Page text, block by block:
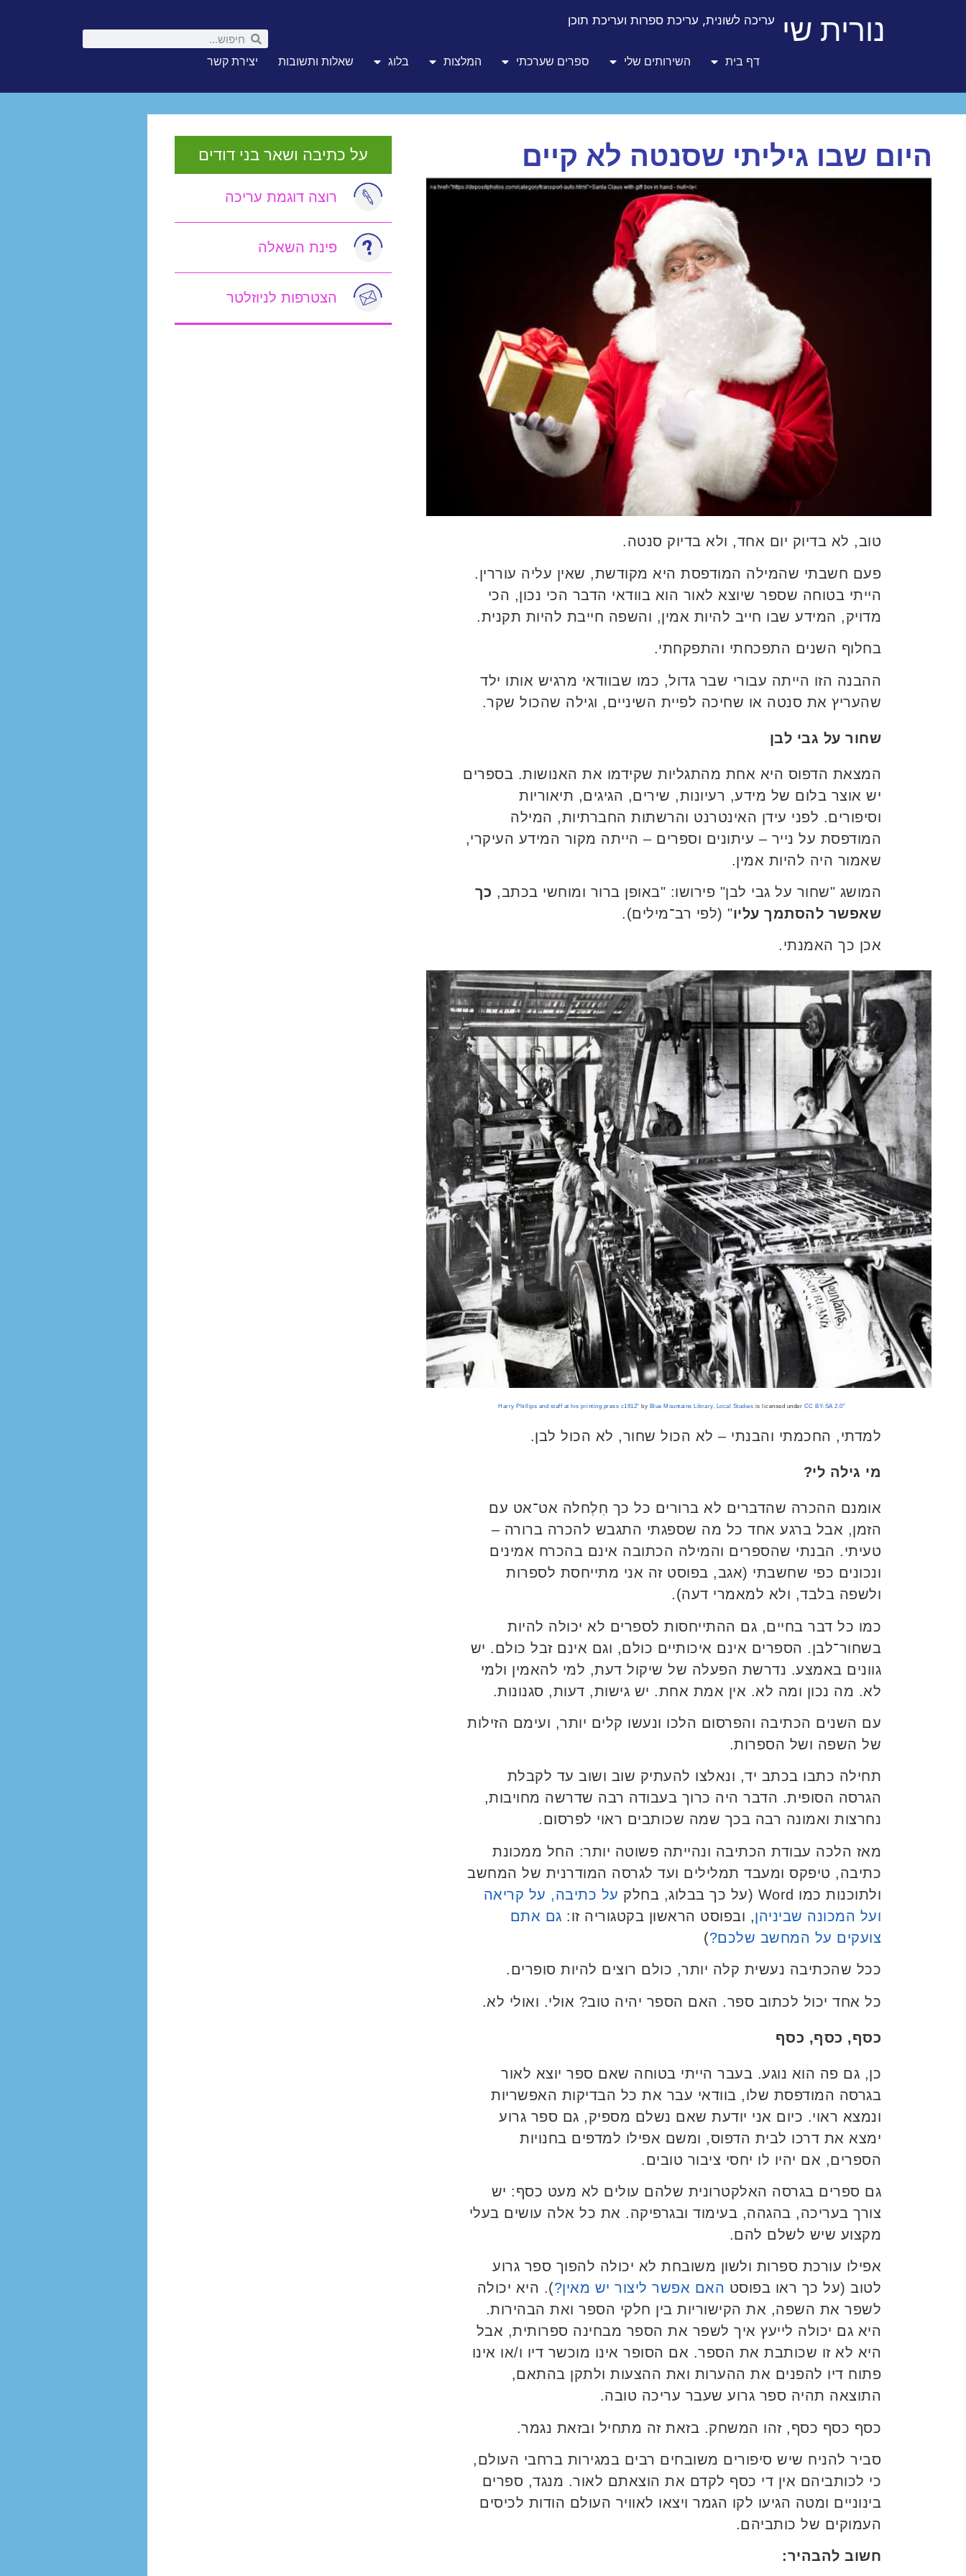
נורית שי עריכה לשונית, עריכת ספרות ועריכת תוכן
דף בית השירותים שלי ספרים שערכתי המלצות בלוג שאלות ותשובות יצירת קשר
היום שבו גיליתי שסנטה לא קיים
טוב, לא בדיוק יום אחד, ולא בדיוק סנטה.
פעם חשבתי שהמילה המודפסת היא מקודשת, שאין עליה עוררין.
הייתי בטוחה שספר שיוצא לאור הוא בוודאי הדבר הכי נכון, הכי
מדויק, המידע שבו חייב להיות אמין, והשפה חייבת להיות תקנית.
בחלוף השנים התפכחתי והתפקחתי.
ההבנה הזו הייתה עבורי שבר גדול, כמו שבוודאי מרגיש אותו ילד
שהעריץ את סנטה או שחיכה לפיית השיניים, וגילה שהכול שקר.
שחור על גבי לבן
המצאת הדפוס היא אחת מהתגליות שקידמו את האנושות. בספרים
יש אוצר בלום של מידע, רעיונות, שירים, הגיגים, תיאוריות
וסיפורים. לפני עידן האינטרנט והרשתות החברתיות, המילה
המודפסת על נייר – עיתונים וספרים – הייתה מקור המידע העיקרי,
שאמור היה להיות אמין.
המושג "שחור על גבי לבן" פירושו: "באופן ברור ומוחשי בכתב, כך
שאפשר להסתמך עליו" (לפי רב־מילים).
אכן כך האמנתי.
"Harry Phillips and staff at his printing press c1912"
by Blue Mountains Library, Local Studies is licensed under CC BY-SA 2.0
למדתי, החכמתי והבנתי – לא הכול שחור, לא הכול לבן.
מי גילה לי?
אומנם ההכרה שהדברים לא ברורים כל כך חִלְחלה אט־אט עם
הזמן, אבל ברגע אחד כל מה שספגתי התגבש להכרה ברורה –
טעיתי. הבנתי שהספרים והמילה הכתובה אינם בהכרח אמינים
ונכונים כפי שחשבתי (אגב, בפוסט זה אני מתייחסת לספרות
ולשפה בלבד, ולא למאמרי דעה).
כמו כל דבר בחיים, גם ההתייחסות לספרים לא יכולה להיות
בשחור־לבן. הספרים אינם איכותיים כולם, וגם אינם זבל כולם. יש
גוונים באמצע. נדרשת הפעלה של שיקול דעת, למי להאמין ולמי
לא. מה נכון ומה לא. אין אמת אחת. יש גישות, דעות, סגנונות.
עם השנים הכתיבה והפרסום הלכו ונעשו קלים יותר, ועימם הזילות
של השפה ושל הספרות.
תחילה כתבו בכתב יד, ונאלצו להעתיק שוב ושוב עד לקבלת
הגרסה הסופית. הדבר היה כרוך בעבודה רבה שדרשה מחויבות,
נחרצות ואמונה רבה בכך שמה שכותבים ראוי לפרסום.
מאז הלכה עבודת הכתיבה ונהייתה פשוטה יותר: החל ממכונת
כתיבה, טיפקס ומעבד תמלילים ועד לגרסה המודרנית של המחשב
ולתוכנות כמו Word (על כך בבלוג, בחלק
על כתיבה, על קריאה
ועל המכונה שביניהן, ובפוסט הראשון בקטגוריה זו: גם אתם
צועקים על המחשב שלכם?)
ככל שהכתיבה נעשית קלה יותר, כולם רוצים להיות סופרים.
כל אחד יכול לכתוב ספר. האם הספר יהיה טוב? אולי. ואולי לא.
כסף, כסף, כסף
כן, גם פה הוא נוגע. בעבר הייתי בטוחה שאם ספר יוצא לאור
בגרסה המודפסת שלו, בוודאי עבר את כל הבדיקות האפשריות
ונמצא ראוי. כיום אני יודעת שאם נשלם מספיק, גם ספר גרוע
ימצא את דרכו לבית הדפוס, ומשם אפילו למדפים בחנויות
הספרים, אם יהיו לו יחסי ציבור טובים.
גם ספרים בגרסה האלקטרונית שלהם עולים לא מעט כסף: יש
צורך בעריכה, בהגהה, בעימוד ובגרפיקה. את כל אלה עושים בעלי
מקצוע שיש לשלם להם.
אפילו עורכת ספרות ולשון משובחת לא יכולה להפוך ספר גרוע
לטוב (על כך ראו בפוסט האם אפשר ליצור יש מאין?). היא יכולה
לשפר את השפה, את הקישוריות בין חלקי הספר ואת הבהירות.
היא גם יכולה לייעץ איך לשפר את הספר מבחינה ספרותית, אבל
היא לא זו שכותבת את הספר. אם הסופר אינו מוכשר דיו ו/או אינו
פתוח דיו להפנים את ההערות ואת ההצעות ולתקן בהתאם,
התוצאה תהיה ספר גרוע שעבר עריכה טובה.
כסף כסף כסף, זהו המשחק. בזאת זה מתחיל ובזאת נגמר.
סביר להניח שיש סיפורים משובחים רבים במגירות ברחבי העולם,
כי לכותביהם אין די כסף לקדם את הוצאתם לאור. מנגד, ספרים
בינוניים ומטה הגיעו לקו הגמר ויצאו לאוויר העולם הודות לכיסים
העמוקים של כותביהם.
חשוב להבהיר:
על כתיבה ושאר בני דודים
רוצה דוגמת עריכה
פינת השאלה
הצטרפות לניוזלטר